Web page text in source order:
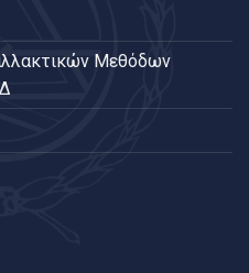
Μεθόδων